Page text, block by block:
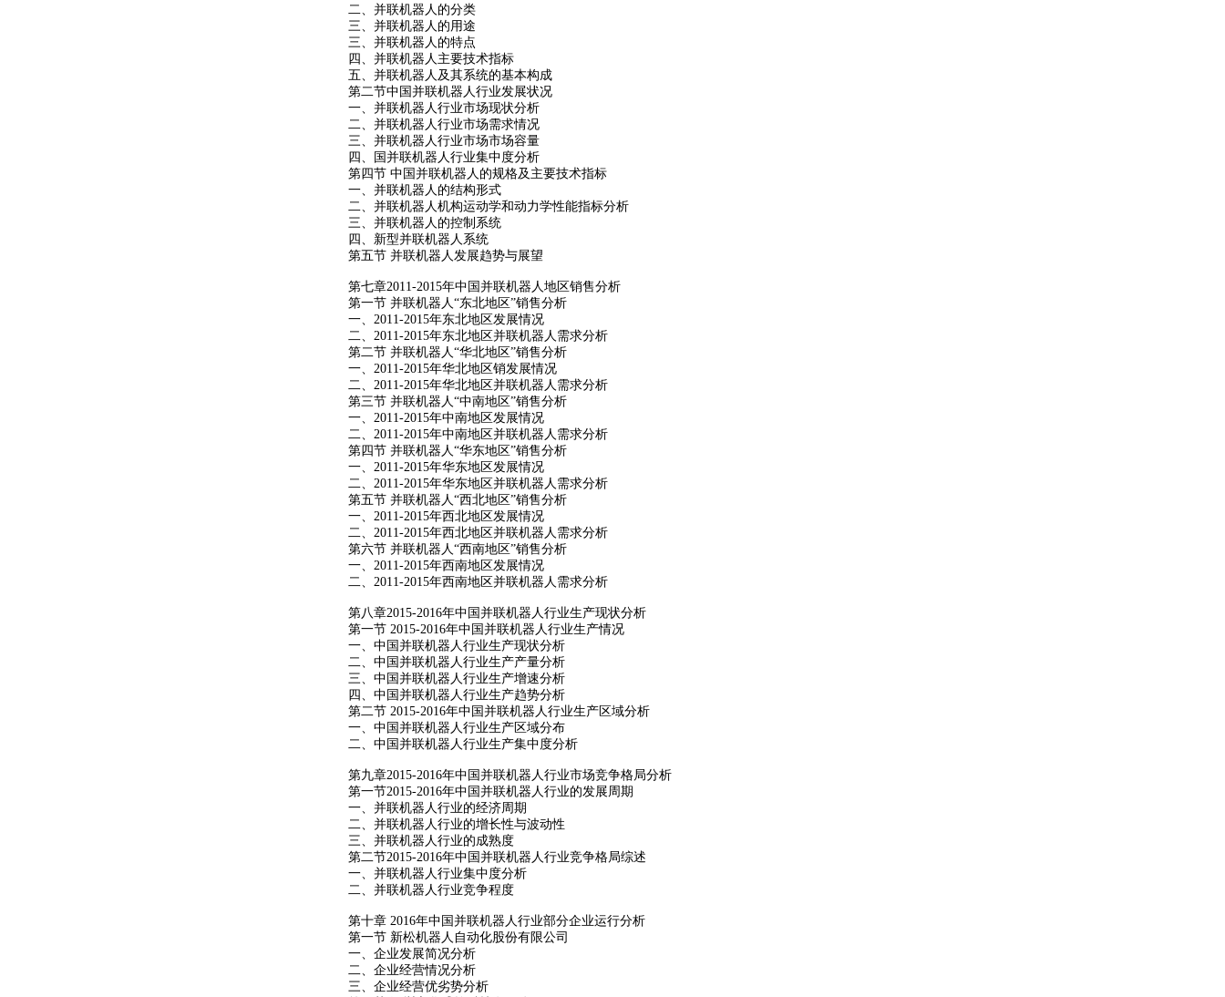
二、并联机器人的分类
三、并联机器人的用途
三、并联机器人的特点
四、并联机器人主要技术指标
五、并联机器人及其系统的基本构成
第二节中国并联机器人行业发展状况
一、并联机器人行业市场现状分析
二、并联机器人行业市场需求情况
三、并联机器人行业市场市场容量
四、国并联机器人行业集中度分析
第四节 中国并联机器人的规格及主要技术指标
一、并联机器人的结构形式
二、并联机器人机构运动学和动力学性能指标分析
三、并联机器人的控制系统
四、新型并联机器人系统
第五节 并联机器人发展趋势与展望
第七章2011-2015年中国并联机器人地区销售分析
第一节 并联机器人“东北地区”销售分析
一、 2011-2015年东北地区发展情况
二、 2011-2015年东北地区并联机器人需求分析
第二节 并联机器人“华北地区”销售分析
一、 2011-2015年华北地区销发展情况
二、 2011-2015年华北地区并联机器人需求分析
第三节 并联机器人“中南地区”销售分析
一、 2011-2015年中南地区发展情况
二、 2011-2015年中南地区并联机器人需求分析
第四节 并联机器人“华东地区”销售分析
一、 2011-2015年华东地区发展情况
二、 2011-2015年华东地区并联机器人需求分析
第五节 并联机器人“西北地区”销售分析
一、 2011-2015年西北地区发展情况
二、 2011-2015年西北地区并联机器人需求分析
第六节 并联机器人“西南地区”销售分析
一、 2011-2015年西南地区发展情况
二、 2011-2015年西南地区并联机器人需求分析
第八章2015-2016年中国并联机器人行业生产现状分析
第一节 2015-2016年中国并联机器人行业生产情况
一、中国并联机器人行业生产现状分析
二、中国并联机器人行业生产产量分析
三、中国并联机器人行业生产增速分析
四、中国并联机器人行业生产趋势分析
第二节 2015-2016年中国并联机器人行业生产区域分析
一、中国并联机器人行业生产区域分布
二、中国并联机器人行业生产集中度分析
第九章2015-2016年中国并联机器人行业市场竞争格局分析
第一节2015-2016年中国并联机器人行业的发展周期
一、并联机器人行业的经济周期
二、并联机器人行业的增长性与波动性
三、并联机器人行业的成熟度
第二节2015-2016年中国并联机器人行业竞争格局综述
一、并联机器人行业集中度分析
二、并联机器人行业竞争程度
第十章 2016年中国并联机器人行业部分企业运行分析
第一节 新松机器人自动化股份有限公司
一、企业发展简况分析
二、企业经营情况分析
三、企业经营优劣势分析